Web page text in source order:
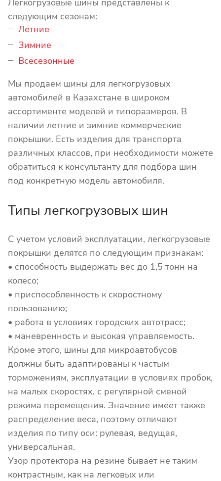
следующим сезонам:
Летние
Зимние
Всесезонные
Мы продаем шины для легкогрузовых
автомобилей в Казахстане в широком
ассортименте моделей и типоразмеров. В
наличии летние и зимние коммерческие
покрышки. Есть изделия для транспорта
различных классов, при необходимости можете
обратиться к консультанту для подбора шин
под конкретную модель автомобиля.
Типы легкогрузовых шин
С учетом условий эксплуатации, легкогрузовые
покрышки делятся по следующим признакам:
• способность выдержать вес до 1,5 тонн на
колесо;
• приспособленность к скоростному
пользованию;
• работа в условиях городских автотрасс;
• маневренность и высокая управляемость.
Кроме этого, шины для микроавтобусов
должны быть адаптированы к частым
торможениям, эксплуатации в условиях пробок,
на малых скоростях, с регулярной сменой
режима перемещения. Значение имеет также
распределение веса, поэтому отличают
изделия по типу оси: рулевая, ведущая,
универсальная.
Узор протектора на резине бывает не таким
контрастным, как на легковых или